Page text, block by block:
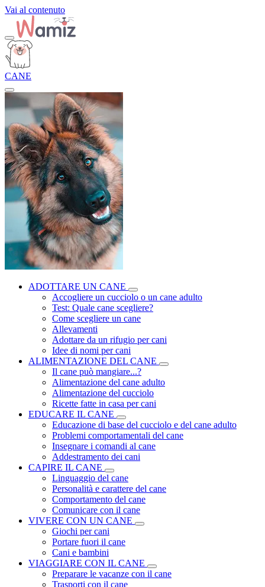
Vai al contenuto
CANE
ADOTTARE UN CANE
Accogliere un cucciolo o un cane adulto
Test: Quale cane scegliere?
Come scegliere un cane
Allevamenti
Adottare da un rifugio per cani
Idee di nomi per cani
ALIMENTAZIONE DEL CANE
Il cane può mangiare...?
Alimentazione del cane adulto
Alimentazione del cucciolo
Ricette fatte in casa per cani
EDUCARE IL CANE
Educazione di base del cucciolo e del cane adulto
Problemi comportamentali del cane
Insegnare i comandi al cane
Addestramento dei cani
CAPIRE IL CANE
Linguaggio del cane
Personalità e carattere del cane
Comportamento del cane
Comunicare con il cane
VIVERE CON UN CANE
Giochi per cani
Portare fuori il cane
Cani e bambini
VIAGGIARE CON IL CANE
Preparare le vacanze con il cane
Trasporti con il cane